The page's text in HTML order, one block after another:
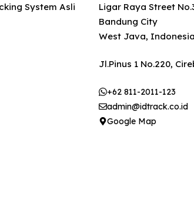
System Asli
Ligar Raya Street
Bandung City
West Java, Indonesia
Jl.Pinus 1 No.220,
+62 811-2011-123
admin@idtrack.co.id
Google Map